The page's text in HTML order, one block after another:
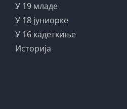
У 19 младе
У 18 јуниорке
У 16 кадеткиње
Историја